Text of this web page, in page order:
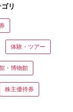
リ
体験・ツアー
・博物館
株主優待券